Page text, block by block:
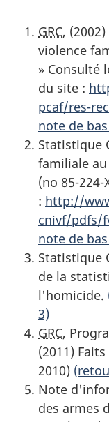
GRC,
violence
» Consulté
du site :
pcaf/res-
note de
Statistique
familiale
(no 85-
: http://
cnivf/pdfs/
note de
Statistique
de la
l'homicide.
3)
GRC,
(2011)
2010)
Note
des armes